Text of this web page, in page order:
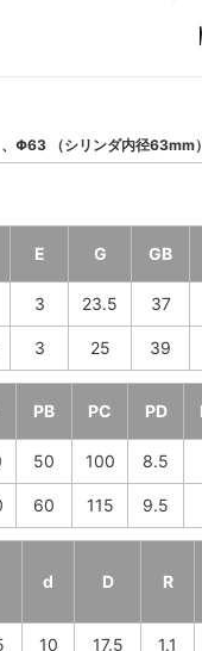
Φ63 （シリンダ内径63mm
E G GB
3 23.5 37
3 25 39
PB PC PD
50 100 8.5
60 115 9.5
d D R
10 17.5 1.1